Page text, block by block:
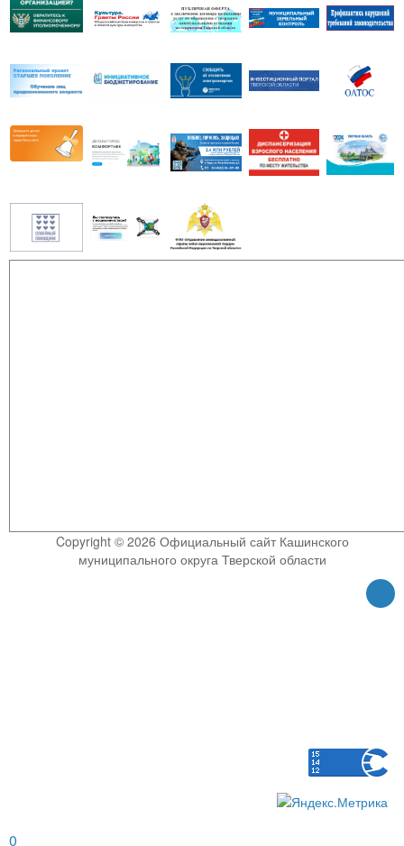
0
Copyright © 2026 Официальный сайт Кашинского
муниципального округа Тверской области